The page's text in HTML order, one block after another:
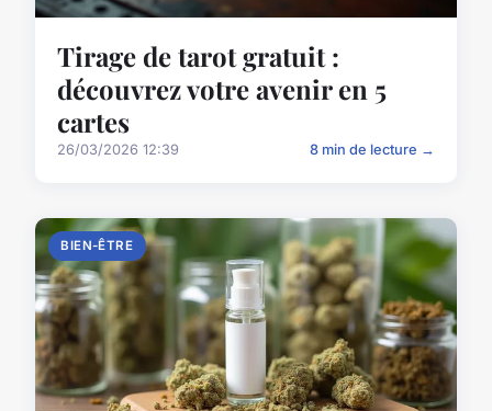
Tirage de tarot gratuit :
découvrez votre avenir en 5
cartes
26/03/2026 12:39 8 min de lecture →
BIEN-ÊTRE